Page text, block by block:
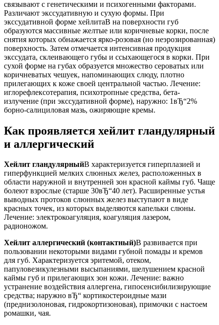
связывают с генетическими и психогенными факторами.
Различают экссудативную и сухую формы. При
экссудативной форме хейлитаВ на поверхности губ
образуются массивные желтые или коричневые корки, после
снятия которых обнажается ярко-розовая (но неэрозированная)
поверхность. Затем отмечается интенсивная продукция
экссудата, склеивающего губы и ссыхающегося в корки. При
сухой форме на губах образуется множество сероватых или
коричневатых чешуек, напоминающих слюду, плотно
прилегающих к коже своей центральной частью. Лечение:
иглорефлексотерапия, психотропные средства, бета-
излучение (при экссудативной форме), наружно: 1вЂ“2%
борно-салициловая мазь, ожиряющие кремы.
Как проявляется хейлит гландулярный
и аллергический
Хейлит гландулярныйВ характеризуется гиперплазией и
гиперфункцией мелких слюнных желез, расположенных в
области наружной и внутренней зон красной каймы губ. Чаще
болеют взрослые (старше 30вЂ“40 лет). Расширенные устья
выводных протоков слюнных желез выступают в виде
красных точек, из которых выделяются капельки слюны.
Лечение: электрокоагуляция, коагуляция лазером,
радионожом.
Хейлит аллергический (контактный)В развивается при
пользовании некоторыми видами губной помады и кремов
для губ. Характеризуется эритемой, отеком,
папуловезикулезными высыпаниями, шелушением красной
каймы губ и прилегающих зон кожи. Лечение: важно
устранение воздействия аллергена, гипосенсибилизирующие
средства; наружно вЂ“ кортикостероидные мази
(преднизолоновая, гидрокортизоновая), примочки с настоем
ромашки, чая.